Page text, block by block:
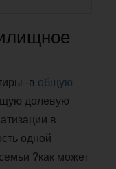
-в общую
долевую
в
одной
?как может